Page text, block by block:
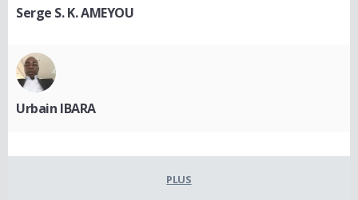
Serge S. K. AMEYOU
Urbain IBARA
PLUS